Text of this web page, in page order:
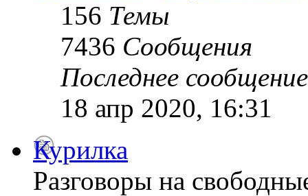
156 Темы
7436 Сообщения
Последнее сообщение
18 апр 2020, 16:31
Курилка
Разговоры на